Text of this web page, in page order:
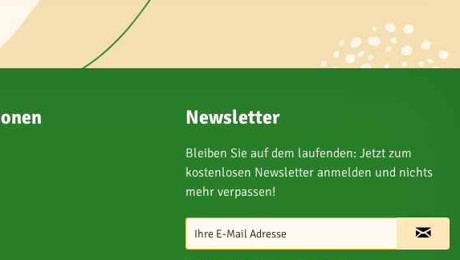
Newsletter
Bleiben Sie auf dem laufenden: Jetzt zum
kostenlosen Newsletter anmelden und nichts
mehr verpassen!